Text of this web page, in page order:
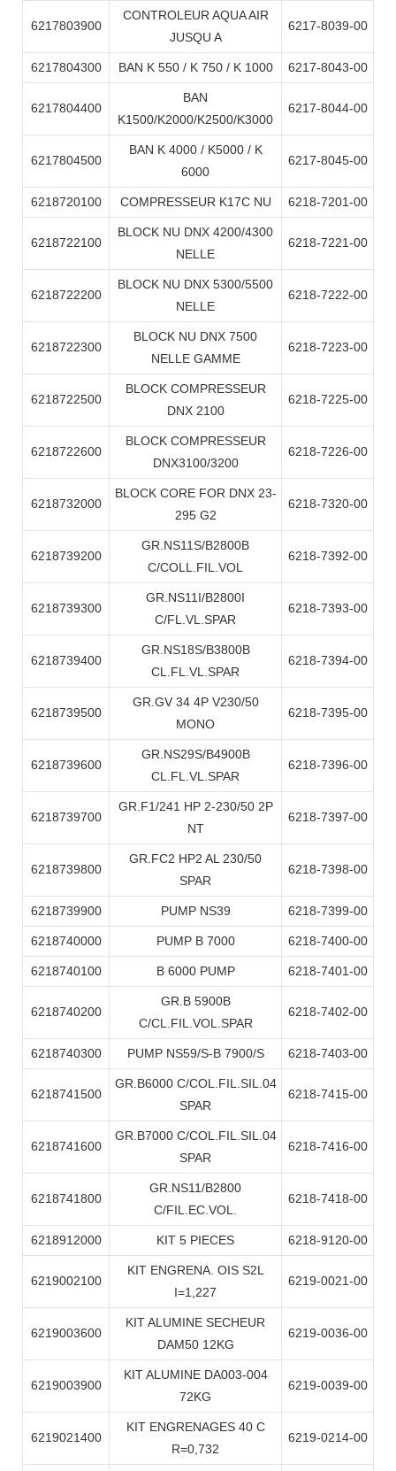
6217803900
CONTROLEUR AQUA AIR
JUSQU A
6217-8039-00
6217804300 BAN K 550 / K 750 / K 1000 6217-8043-00
6217804400
BAN
K1500/K2000/K2500/K3000
6217-8044-00
6217804500
BAN K 4000 / K5000 / K
6000
6217-8045-00
6218720100 COMPRESSEUR K17C NU 6218-7201-00
6218722100
BLOCK NU DNX 4200/4300
NELLE
6218-7221-00
6218722200
BLOCK NU DNX 5300/5500
NELLE
6218-7222-00
6218722300
BLOCK NU DNX 7500
NELLE GAMME
6218-7223-00
6218722500
BLOCK COMPRESSEUR
DNX 2100
6218-7225-00
6218722600
BLOCK COMPRESSEUR
DNX3100/3200
6218-7226-00
6218732000
BLOCK CORE FOR DNX 23-
295 G2
6218-7320-00
6218739200
GR.NS11S/B2800B
C/COLL.FIL.VOL
6218-7392-00
6218739300
GR.NS11I/B2800I
C/FL.VL.SPAR
6218-7393-00
6218739400
GR.NS18S/B3800B
CL.FL.VL.SPAR
6218-7394-00
6218739500
GR.GV 34 4P V230/50
MONO
6218-7395-00
6218739600
GR.NS29S/B4900B
CL.FL.VL.SPAR
6218-7396-00
6218739700
GR.F1/241 HP 2-230/50 2P
NT
6218-7397-00
6218739800
GR.FC2 HP2 AL 230/50
SPAR
6218-7398-00
6218739900 PUMP NS39 6218-7399-00
6218740000 PUMP B 7000 6218-7400-00
6218740100 B 6000 PUMP 6218-7401-00
6218740200
GR.B 5900B
C/CL.FIL.VOL.SPAR
6218-7402-00
6218740300 PUMP NS59/S-B 7900/S 6218-7403-00
6218741500
GR.B6000 C/COL.FIL.SIL.04
SPAR
6218-7415-00
6218741600
GR.B7000 C/COL.FIL.SIL.04
SPAR
6218-7416-00
6218741800
GR.NS11/B2800
C/FIL.EC.VOL.
6218-7418-00
6218912000 KIT 5 PIECES 6218-9120-00
6219002100
KIT ENGRENA. OIS S2L
I=1,227
6219-0021-00
6219003600
KIT ALUMINE SECHEUR
DAM50 12KG
6219-0036-00
6219003900
KIT ALUMINE DA003-004
72KG
6219-0039-00
6219021400
KIT ENGRENAGES 40 C
R=0,732
6219-0214-00